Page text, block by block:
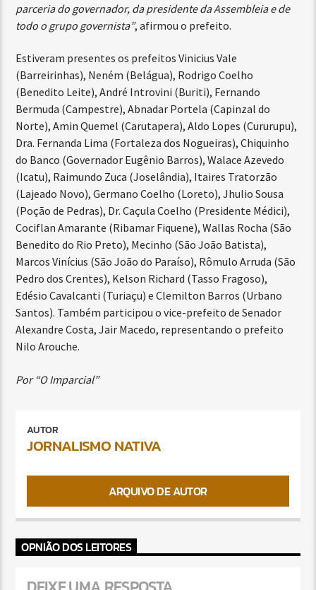
parceria do governador, da presidente da Assembleia e de
todo o grupo governista”, afirmou o prefeito.
Estiveram presentes os prefeitos Vinicius Vale
(Barreirinhas), Neném (Belágua), Rodrigo Coelho
(Benedito Leite), André Introvini (Buriti), Fernando
Bermuda (Campestre), Abnadar Portela (Capinzal do
Norte), Amin Quemel (Carutapera), Aldo Lopes (Cururupu),
Dra. Fernanda Lima (Fortaleza dos Nogueiras), Chiquinho
do Banco (Governador Eugênio Barros), Walace Azevedo
(Icatu), Raimundo Zuca (Joselândia), Itaires Tratorzão
(Lajeado Novo), Germano Coelho (Loreto), Jhulio Sousa
(Poção de Pedras), Dr. Caçula Coelho (Presidente Médici),
Cociflan Amarante (Ribamar Fiquene), Wallas Rocha (São
Benedito do Rio Preto), Mecinho (São João Batista),
Marcos Vinícius (São João do Paraíso), Rômulo Arruda (São
Pedro dos Crentes), Kelson Richard (Tasso Fragoso),
Edésio Cavalcanti (Turiaçu) e Clemilton Barros (Urbano
Santos). Também participou o vice-prefeito de Senador
Alexandre Costa, Jair Macedo, representando o prefeito
Nilo Arouche.
Por “O Imparcial”
AUTOR
JORNALISMO NATIVA
ARQUIVO DE AUTOR
OPNIÃO DOS LEITORES